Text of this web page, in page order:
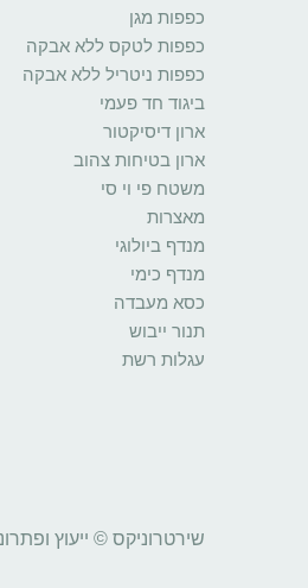
כפפות מגן
כפפות לטקס ללא אבקה
כפפות ניטריל ללא אבקה
ביגוד חד פעמי
ארון דיסיקטור
ארון בטיחות צהוב
משטח פי וי סי
מאצרות
מנדף ביולוגי
מנדף כימי
כסא מעבדה
תנור ייבוש
עגלות רשת
שירטרוניקס © ייעוץ